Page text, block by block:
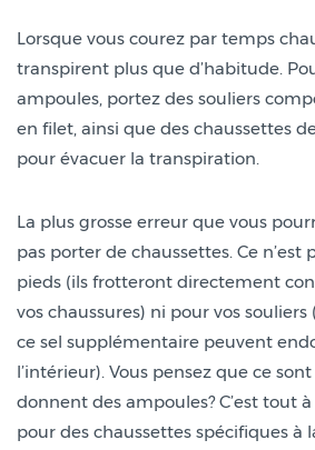
Lorsque vous courez par temps
transpirent plus que d’habitude.
ampoules, portez des souliers
en filet, ainsi que des chaussettes
pour évacuer la transpiration.
La plus grosse erreur que vous
pas porter de chaussettes. Ce n’est
pieds (ils frotteront directement
vos chaussures) ni pour vos
ce sel supplémentaire peuvent
l’intérieur). Vous pensez que ce
donnent des ampoules? C’est tout
pour des chaussettes spécifiques à